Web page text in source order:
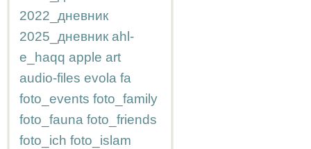
2022_дневник
2025_дневник ahl-
e_haqq apple art
audio-files evola fa
foto_events foto_family
foto_fauna foto_friends
foto_ich foto_islam